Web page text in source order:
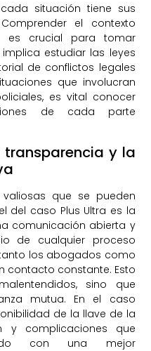
situación tiene sus
el contexto
crucial para tomar
estudiar las leyes
de conflictos legales
que involucran
es vital conocer
de cada parte
y la
que se pueden
del caso Plus Ultra es la
comunicación abierta y
de cualquier proceso
los abogados como
contacto constante. Esto
sino que
mutua. En el caso
de la llave de la
y complicaciones que
con una mejor